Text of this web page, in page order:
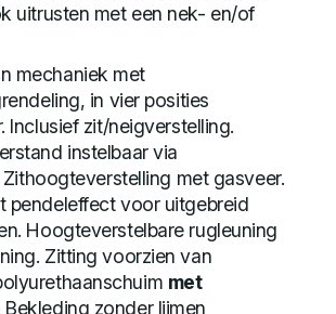
uitrusten met een nek- en/of
mechaniek met
in vier posities
Inclusief zit/neigverstelling.
instelbaar via
met gasveer.
pendeleffect voor uitgebreid
Hoogteverstelbare rugleuning
Zitting voorzien van
met
Bekleding zonder lijmen